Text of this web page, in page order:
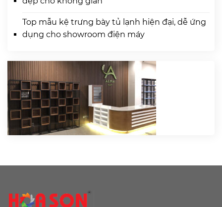
Top mẫu kệ trưng bày tủ lạnh hiện đại, dễ ứng
dụng cho showroom điện máy